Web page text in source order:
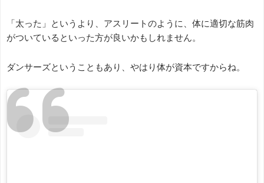
「太った」というより、アスリートのように、体に適切な筋肉
がついているといった方が良いかもしれません。
ダンサーズということもあり、やはり体が資本ですからね。